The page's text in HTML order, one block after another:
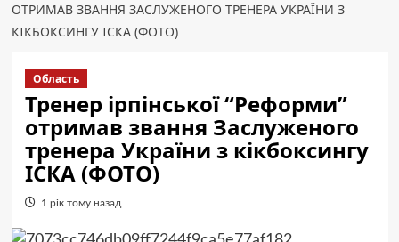
ОТРИМАВ ЗВАННЯ ЗАСЛУЖЕНОГО ТРЕНЕРА УКРАЇНИ З
КІКБОКСИНГУ ІСКА (ФОТО)
Область
Тренер ірпінської “Реформи”
отримав звання Заслуженого
тренера України з кікбоксингу
ІСКА (ФОТО)
1 рік тому назад